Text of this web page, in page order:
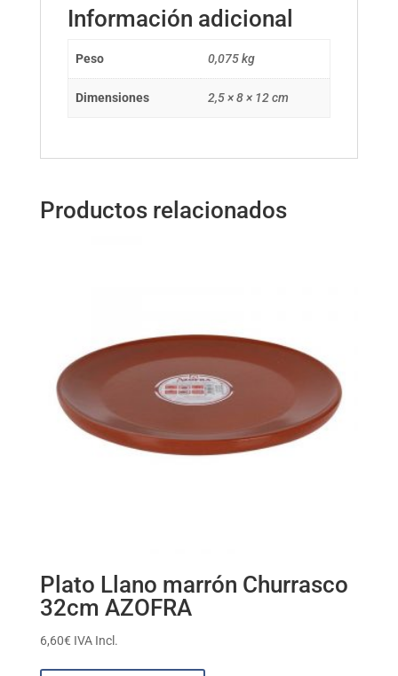
Información adicional
Peso 0,075 kg
Dimensiones 2,5 × 8 × 12 cm
Productos relacionados
Plato Llano marrón Churrasco
32cm AZOFRA
6,60€ IVA Incl.